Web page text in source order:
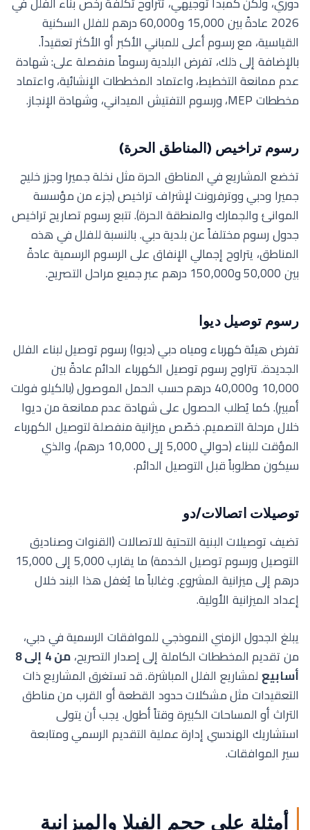
2026 عادةً بين 15,000 و60,000 درهم للفلل السكنية
القياسية، مع رسوم أعلى للمباني الأكبر أو الأكثر تعقيداً.
بالإضافة إلى ذلك، تفرض البلدية رسوماً منفصلة على: شهادة
عدم ممانعة التخطيط، واعتماد المخططات الإنشائية، واعتماد
مخططات MEP، ورسوم التفتيش الميداني، وشهادة الإنجاز.
رسوم تراخيص (المناطق الحرة)
تخضع المشاريع في المناطق الحرة مثل نخلة جميرا وجزر خليج
جميرا ودبي ووترفرونت لإشراف تراخيص (جزء من مؤسسة
الموانئ والجمارك والمنطقة الحرة). تتبع رسوم تصاريح تراخيص
جدول رسوم مختلفاً عن بلدية دبي. بالنسبة للفلل في هذه
المناطق، يتراوح إجمالي الإنفاق على الرسوم الرسمية عادةً
بين 50,000 و150,000 درهم عبر جميع مراحل التصريح.
رسوم توصيل ديوا
تفرض هيئة كهرباء ومياه دبي (ديوا) رسوم توصيل لبناء الفلل
الجديدة. تتراوح رسوم توصيل الكهرباء الدائم عادةً بين
10,000 و40,000 درهم حسب الحمل الموصول (بالكيلو فولت
أمبير). كما يُطلب الحصول على شهادة عدم ممانعة من ديوا
خلال مرحلة التصميم. خصّص ميزانية منفصلة لتوصيل الكهرباء
المؤقت للبناء (حوالي 5,000 إلى 10,000 درهم)، والذي
سيكون مطلوباً قبل التوصيل الدائم.
توصيلات اتصالات/دو
تضيف توصيلات البنية التحتية للاتصالات (القنوات وصناديق
التوصيل ورسوم توصيل الخدمة) ما يقارب 5,000 إلى 15,000
درهم إلى ميزانية المشروع. وغالباً ما يُغفل هذا البند خلال
إعداد الميزانية الأولية.
يبلغ الجدول الزمني النموذجي للموافقات الرسمية في دبي،
من تقديم المخططات الكاملة إلى إصدار التصريح،
من 4 إلى 8
أسابيع لمشاريع الفلل المباشرة. قد تستغرق المشاريع ذات
التعقيدات مثل مشكلات حدود القطعة أو القرب من مناطق
التراث أو المساحات الكبيرة وقتاً أطول. يجب أن يتولى
استشاريك الهندسي إدارة عملية التقديم الرسمي ومتابعة
سير الموافقات.
أمثلة على حجم الفيلا والميزانية